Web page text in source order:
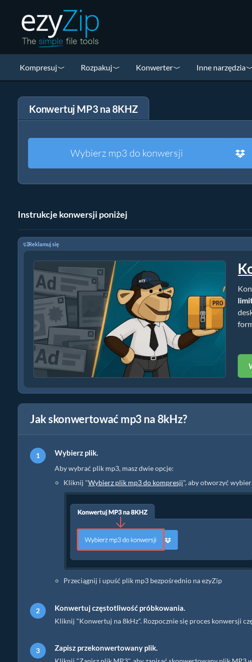
Kompresuj Rozpakuj Konwerter Inne narzędzia
Konwertuj MP3 na 8KHZ
Wybierz mp3 do konwersji
Instrukcje konwersji poniżej
Reklamuj się
Jak skonwertować mp3 na 8kHz?
Wybierz plik.
Aby wybrać plik mp3, masz dwie opcje:
Kliknij "Wybierz plik mp3 do kompresji", aby otworzyć
Przeciągnij i upuść plik mp3 bezpośrednio na ezyZip
Konwertuj częstotliwość próbkowania.
Kliknij "Konwertuj na 8kHz". Rozpocznie się proces konwersji
Zapisz przekonwertowany plik.